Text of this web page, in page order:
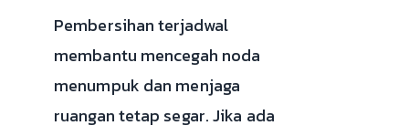
Pembersihan terjadwal
membantu mencegah noda
menumpuk dan menjaga
ruangan tetap segar. Jika ada